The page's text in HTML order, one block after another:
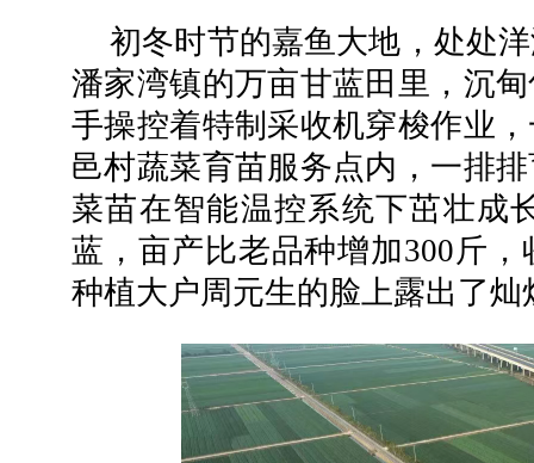
初冬时节的嘉鱼大地，处处
潘家湾镇的万亩甘蓝田里，沉
手操控着特制采收机穿梭作业
邑村蔬菜育苗服务点内，一排
菜苗在智能温控系统下茁壮成
蓝，亩产比老品种增加300斤
种植大户周元生的脸上露出了灿